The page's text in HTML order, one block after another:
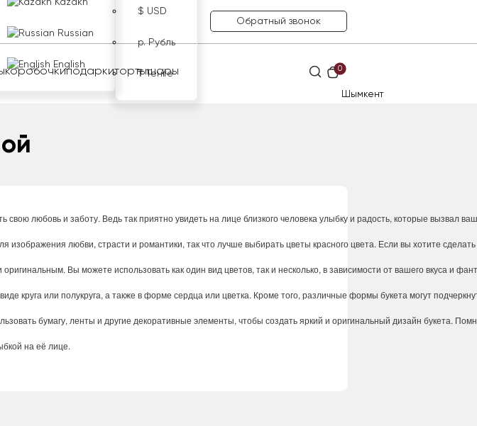
Kazakh
Russian
English
$ USD
р. Рубль
₸ Тенге
Обратный звонок
коробочкиподаркитортышары 0
Шымкент
свою любовьи заботу. Ведьтакприятноувидетьна лице близкогочеловека улыбкуи радость, которые вызвалваш
изображения любви, страсти и романтики, такчто лучше выбиратьцветы красногоцвета. Если вы хотите сделать
оригинальным. Вы можете использоватькакодин вид цветов, таки несколько, взависимости отвашеговкуса и
виде круга или полукруга, а также вформе сердца или цветка. Кроме того, различные формы букета могут
бумагу, ленты и другие декоративные элементы, чтобы создатьяркий и оригинальный дизайн букета.
на её лице.